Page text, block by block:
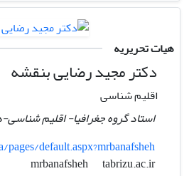
هیات تحریریه
دکتر مجید رضایی بنقشه
اقلیم شناسی
استاد گروه جغرافیا- اقلیم
default.aspx?mrbanafsheh
mrbanafsheh
tabrizu.ac.ir